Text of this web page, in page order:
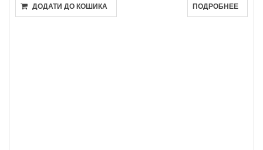
ДОДАТИ ДО КОШИКА ПОДРОБНЕЕ